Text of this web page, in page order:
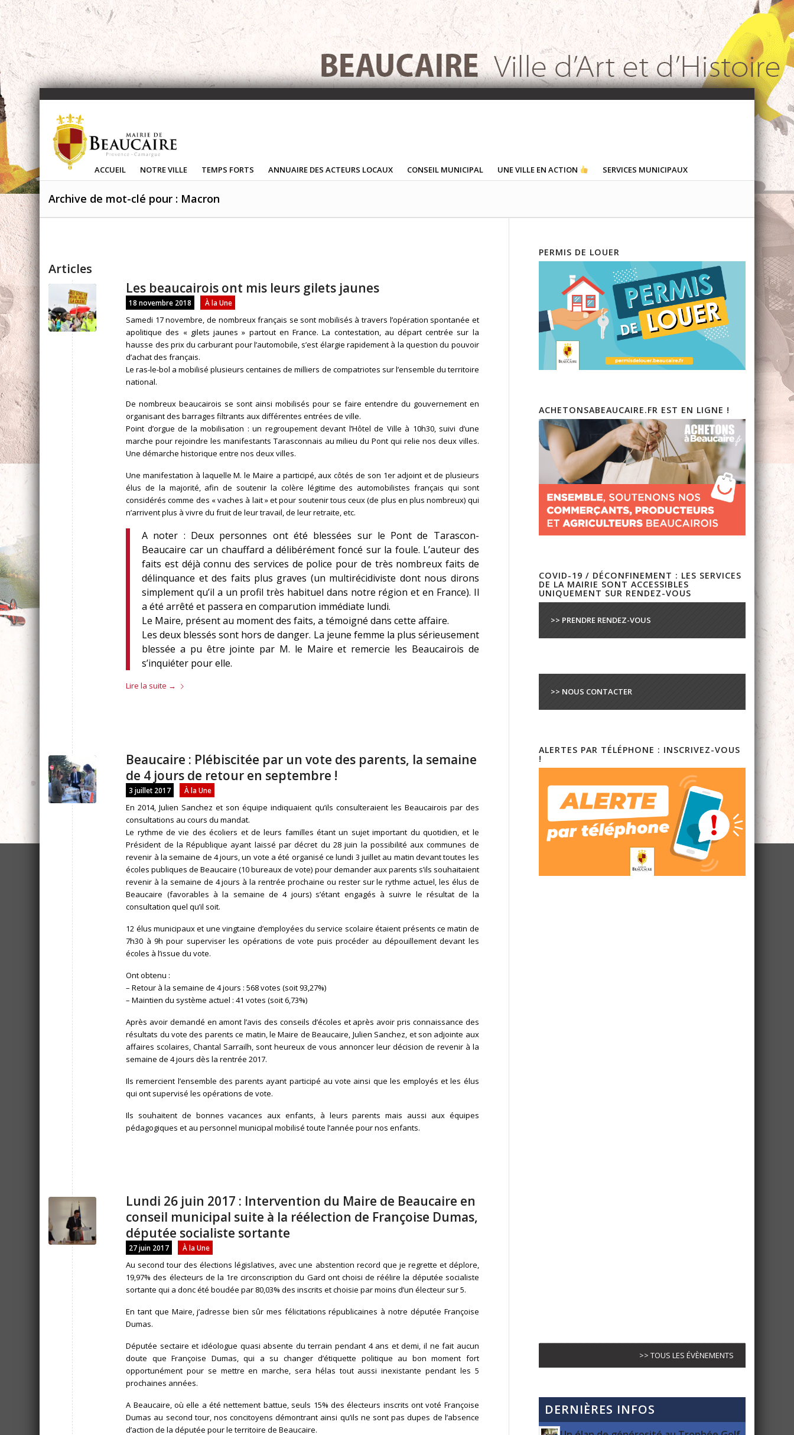
ACCUEIL NOTRE VILLE TEMPS FORTS ANNUAIRE DES ACTEURS LOCAUX CONSEIL MUNICIPAL UNE VILLE EN ACTION SERVICES MUNICIPAUX
Archive de mot-clé pour : Macron
Articles
Les beaucairois ont mis leurs gilets jaunes
18 novembre 2018 À la Une
Samedi 17 novembre, de nombreux français se sont mobilisés à travers l’opération spontanée et
apolitique des « gilets jaunes » partout en France. La contestation, au départ centrée sur la
hausse des prix du carburant pour l’automobile, s’est élargie rapidement à la question du pouvoir
d’achat des français.
Le ras-le-bol a mobilisé plusieurs centaines de milliers de compatriotes sur l’ensemble du territoire
national.
De nombreux beaucairois se sont ainsi mobilisés pour se faire entendre du gouvernement en
organisant des barrages filtrants aux différentes entrées de ville.
Point d’orgue de la mobilisation : un regroupement devant l’Hôtel de Ville à 10h30, suivi d’une
marche pour rejoindre les manifestants Tarasconnais au milieu du Pont qui relie nos deux villes.
Une démarche historique entre nos deux villes.
Une manifestation à laquelle M. le Maire a participé, aux côtés de son 1er adjoint et de plusieurs
élus de la majorité, afin de soutenir la colère légitime des automobilistes français qui sont
considérés comme des « vaches à lait » et pour soutenir tous ceux (de plus en plus nombreux) qui
n’arrivent plus à vivre du fruit de leur travail, de leur retraite, etc.
A noter : Deux personnes ont été blessées sur le Pont de Tarascon-
Beaucaire car un chauffard a délibérément foncé sur la foule. L’auteur des
faits est déjà connu des services de police pour de très nombreux faits de
délinquance et des faits plus graves (un multirécidiviste dont nous dirons
simplement qu’il a un profil très habituel dans notre région et en France). Il
a été arrêté et passera en comparution immédiate lundi.
Le Maire, présent au moment des faits, a témoigné dans cette affaire.
Les deux blessés sont hors de danger. La jeune femme la plus sérieusement
blessée a pu être jointe par M. le Maire et remercie les Beaucairois de
s’inquiéter pour elle.
Lire la suite →
Beaucaire : Plébiscitée par un vote des parents, la semaine
de 4 jours de retour en septembre !
3 juillet 2017 À la Une
En 2014, Julien Sanchez et son équipe indiquaient qu’ils consulteraient les Beaucairois par des
consultations au cours du mandat.
Le rythme de vie des écoliers et de leurs familles étant un sujet important du quotidien, et le
Président de la République ayant laissé par décret du 28 juin la possibilité aux communes de
revenir à la semaine de 4 jours, un vote a été organisé ce lundi 3 juillet au matin devant toutes les
écoles publiques de Beaucaire (10 bureaux de vote) pour demander aux parents s’ils souhaitaient
revenir à la semaine de 4 jours à la rentrée prochaine ou rester sur le rythme actuel, les élus de
Beaucaire (favorables à la semaine de 4 jours) s’étant engagés à suivre le résultat de la
consultation quel qu’il soit.
12 élus municipaux et une vingtaine d’employées du service scolaire étaient présents ce matin de
7h30 à 9h pour superviser les opérations de vote puis procéder au dépouillement devant les
écoles à l’issue du vote.
Ont obtenu :
– Retour à la semaine de 4 jours : 568 votes (soit 93,27%)
– Maintien du système actuel : 41 votes (soit 6,73%)
Après avoir demandé en amont l’avis des conseils d’écoles et après avoir pris connaissance des
résultats du vote des parents ce matin, le Maire de Beaucaire, Julien Sanchez, et son adjointe aux
affaires scolaires, Chantal Sarrailh, sont heureux de vous annoncer leur décision de revenir à la
semaine de 4 jours dès la rentrée 2017.
Ils remercient l’ensemble des parents ayant participé au vote ainsi que les employés et les élus
qui ont supervisé les opérations de vote.
Ils souhaitent de bonnes vacances aux enfants, à leurs parents mais aussi aux équipes
pédagogiques et au personnel municipal mobilisé toute l’année pour nos enfants.
Lundi 26 juin 2017 : Intervention du Maire de Beaucaire en
conseil municipal suite à la réélection de Françoise Dumas,
députée socialiste sortante
27 juin 2017 À la Une
Au second tour des élections législatives, avec une abstention record que je regrette et déplore,
19,97% des électeurs de la 1re circonscription du Gard ont choisi de réélire la députée socialiste
sortante qui a donc été boudée par 80,03% des inscrits et choisie par moins d’un électeur sur 5.
En tant que Maire, j’adresse bien sûr mes félicitations républicaines à notre députée Françoise
Dumas.
Députée sectaire et idéologue quasi absente du terrain pendant 4 ans et demi, il ne fait aucun
doute que Françoise Dumas, qui a su changer d’étiquette politique au bon moment fort
opportunément pour se mettre en marche, sera hélas tout aussi inexistante pendant les 5
prochaines années.
A Beaucaire, où elle a été nettement battue, seuls 15% des électeurs inscrits ont voté Françoise
Dumas au second tour, nos concitoyens démontrant ainsi qu’ils ne sont pas dupes de l’absence
d’action de la députée pour le territoire de Beaucaire.
PERMIS DE LOUER
ACHETONSABEAUCAIRE.FR EST EN LIGNE !
COVID-19 / DÉCONFINEMENT : LES SERVICES
DE LA MAIRIE SONT ACCESSIBLES
UNIQUEMENT SUR RENDEZ-VOUS
>> PRENDRE RENDEZ-VOUS
>> NOUS CONTACTER
ALERTES PAR TÉLÉPHONE : INSCRIVEZ-VOUS
!
>> TOUS LES ÉVÈNEMENTS
DERNIÈRES INFOS